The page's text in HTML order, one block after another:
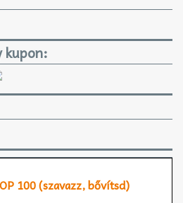
kupon:
100 (szavazz, bővítsd)